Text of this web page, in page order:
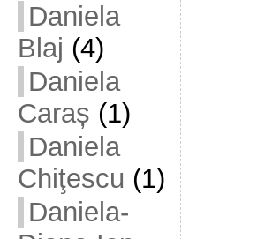
Daniela
Blaj (4)
Daniela
Caraș (1)
Daniela
Chiţescu (1)
Daniela-